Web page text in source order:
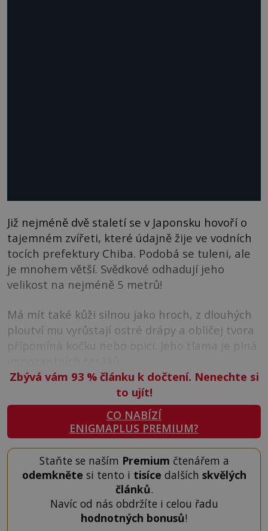
Již nejméně dvě staletí se v Japonsku hovoří o
tajemném zvířeti, které údajně žije ve vodních
tocích prefektury Chiba. Podobá se tuleni, ale
je mnohem větší. Svědkové odhadují jeho
velikost na nejméně 5 metrů!
Má mít také kůži silnou jako hroch, z dlouhých
ploutví mu vyrůstají ostré drápy a obličej tvora
připomíná kočku nebo opici. Jeho tlama je plná
Zbývá vám 93 %článku k dočtení. Nenechte si
to ujít!
CO NABÍZÍ
ENIGMAPLUS PREMIUM?
Staňte se naším Premium čtenářem a
odemkněte si tento i tisíce dalších skvělých
článků.
Navíc od nás obdržíte i celou řadu
hodnotných bonusů!